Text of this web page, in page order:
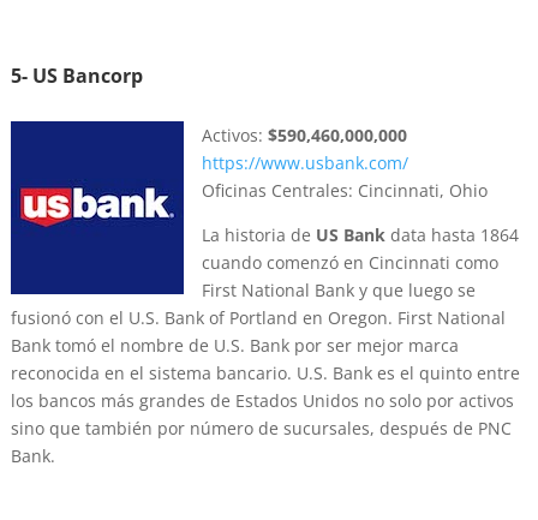
5- US Bancorp
Activos: $590,460,000,000
https://www.usbank.com/
Oficinas Centrales: Cincinnati, Ohio
La historia de US Bankdata hasta 1864
cuando comenzó en Cincinnati como
First National Bank y que luego se
fusionó con el U.S. Bank of Portland en Oregon. First National
Bank tomó el nombre de U.S. Bank por ser mejor marca
reconocida en el sistema bancario. U.S. Bank es el quinto entre
los bancos más grandes de Estados Unidos no solo por activos
sino que también por número de sucursales, después de PNC
Bank.